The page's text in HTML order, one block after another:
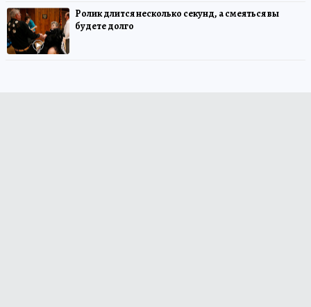
Ролик длится несколько секунд, а смеяться вы
будете долго